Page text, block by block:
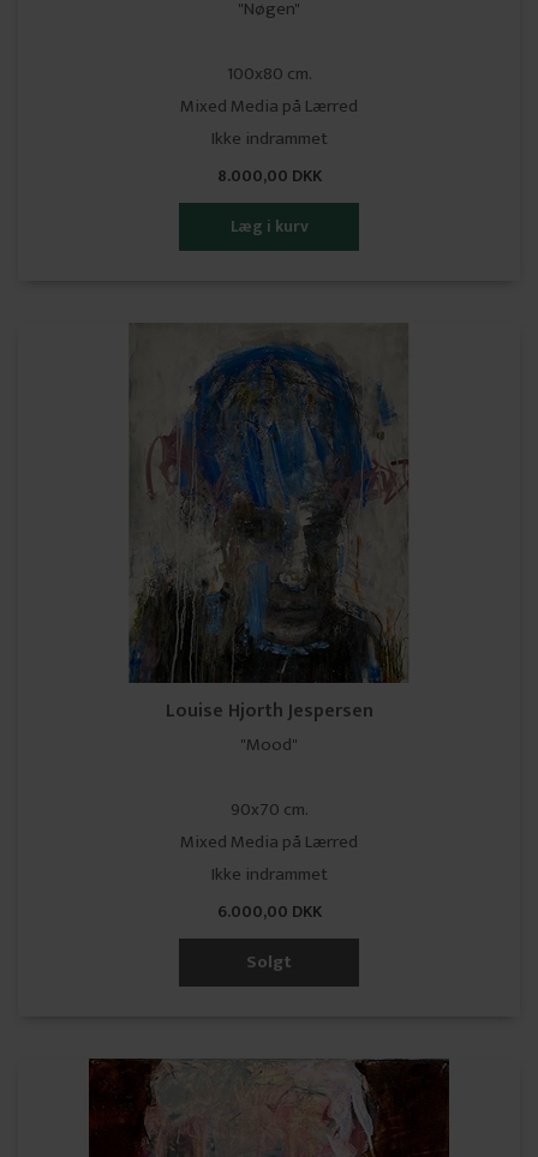
"Nøgen"
100x80 cm.
Mixed Media på Lærred
Ikke indrammet
8.000,00 DKK
Louise Hjorth Jespersen
"Mood"
90x70 cm.
Mixed Media på Lærred
Ikke indrammet
6.000,00 DKK
Solgt